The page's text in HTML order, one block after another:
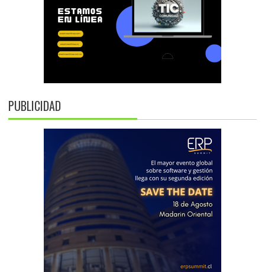
PUBLICIDAD